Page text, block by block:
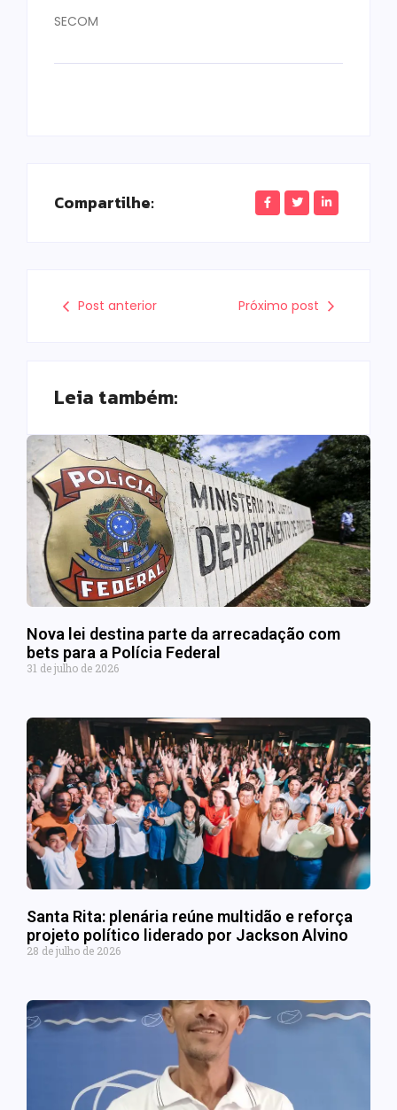
SECOM
Compartilhe:
Post anterior Próximo post
Leia também:
Nova lei destina parte da arrecadação com
bets para a Polícia Federal
31 de julho de 2026
Santa Rita: plenária reúne multidão e reforça
projeto político liderado por Jackson Alvino
28 de julho de 2026